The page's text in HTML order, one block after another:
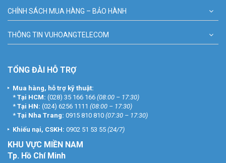
CHÍNH SÁCH MUA HÀNG – BẢO HÀNH
THÔNG TIN VUHOANGTELECOM
TỔNG ĐÀI HỖ TRỢ
Mua hàng, hỗ trợ kỹ thuật:
* Tại HCM: (028) 35 166 166 (08:00 – 17:30)
* Tại HN: (024) 6256 1111 (08:00 – 17:30)
* Tại Nha Trang: 0915 810 810 (07:30 – 17:30)
Khiếu nại, CSKH: 0902 51 53 55 (24/7)
KHU VỰC MIỀN NAM
Tp. Hồ Chí Minh